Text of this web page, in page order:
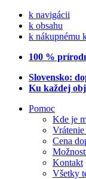
k navigácii
k obsahu
k nákupnému
100 %
Slovensko:
Ku každej
Pomoc
Kde je
Cena
Kontakt
Všetky